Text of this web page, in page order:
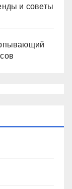
и советы